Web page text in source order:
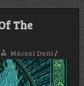
The
Mácsai Dani /